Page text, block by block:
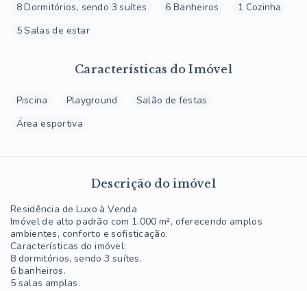
8 Dormitórios, sendo 3 suítes 6 Banheiros
1 Cozinha
5 Salas de estar
Características do Imóvel
Piscina Playground
Salão de festas
Área esportiva
Descrição do imóvel
Residência de Luxo à Venda
Imóvel de alto padrão com 1.000 m², oferecendo amplos
ambientes, conforto e sofisticação.
Características do imóvel:
8 dormitórios, sendo 3 suítes.
6 banheiros.
5 salas amplas.